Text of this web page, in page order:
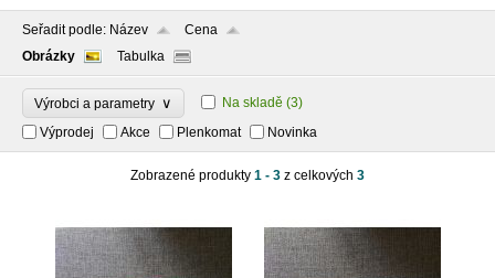
Seřadit podle: Název
Cena
Obrázky
Tabulka
Výrobci a parametry ∨ Na skladě (3)
Výprodej
Akce Plenkomat Novinka
Zobrazené produkty 1 - 3 z celkových 3